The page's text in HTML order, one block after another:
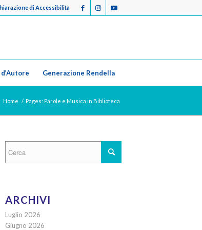
di Accessibilità
Generazione Rendella
Home / Pages: Parole e Musica in Biblioteca
ARCHIVI
Luglio 2026
Giugno 2026